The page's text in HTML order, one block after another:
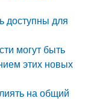
доступны для
могут быть
этих новых
на общий